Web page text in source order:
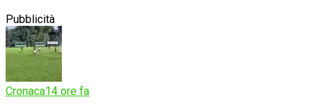
Pubblicità
Cronaca14 ore fa